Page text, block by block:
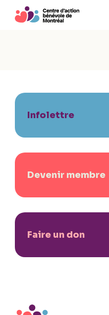
Infolettre
Devenir membre
Faire un don